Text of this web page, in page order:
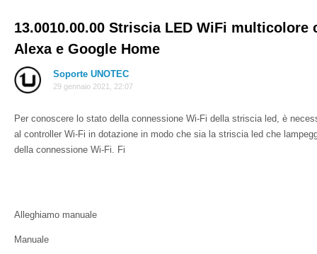
13.0010.00.00 Striscia LED WiFi multicolore
Alexa e Google Home
Soporte UNOTEC
29 gennaio 2021, 22:07
Per conoscere lo stato della connessione Wi-Fi della striscia led, è
al controller Wi-Fi in dotazione in modo che sia la striscia led che
della connessione Wi-Fi. Fi
Alleghiamo manuale
Manuale